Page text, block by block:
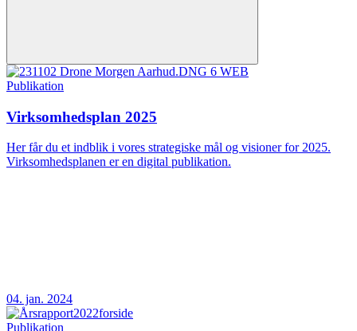
Publikation
Virksomhedsplan 2025
Her får du et indblik i vores strategiske mål og visioner for 2025.
Virksomhedsplanen er en digital publikation.
04. jan. 2024
Publikation